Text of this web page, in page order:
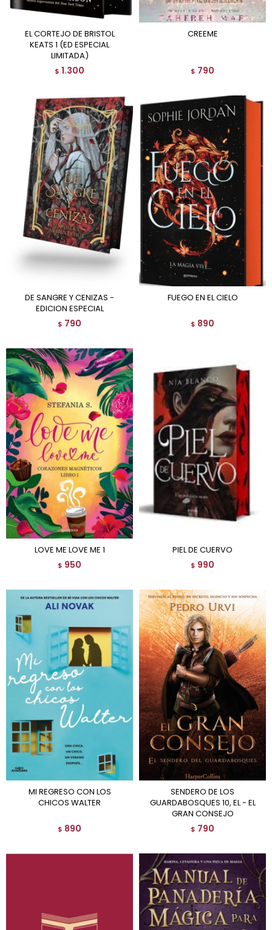
EL CORTEJO DE BRISTOL
KEATS 1 (ED ESPECIAL
LIMITADA)
$ 1.300
CREEME
$ 790
DE SANGRE Y CENIZAS -
EDICION ESPECIAL
$ 790
FUEGO EN EL CIELO
$ 890
LOVE ME LOVE ME 1
$ 950
PIEL DE CUERVO
$ 990
MI REGRESO CON LOS
CHICOS WALTER
$ 890
SENDERO DE LOS
GUARDABOSQUES 10, EL - EL
GRAN CONSEJO
$ 790